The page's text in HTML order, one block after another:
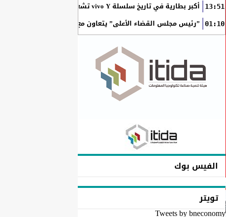
13:51 أكبر بطارية في تاريخ سلسلة vivo Y تشعل المنافسة في مصر مع إطلاق vivo Y500
01:10 ”رئيس مجلس القضاء الأعلى” يتعاون مع ”الهيئة القومية للبريد
الفيس بوك
تويتر
Tweets by bneconomy